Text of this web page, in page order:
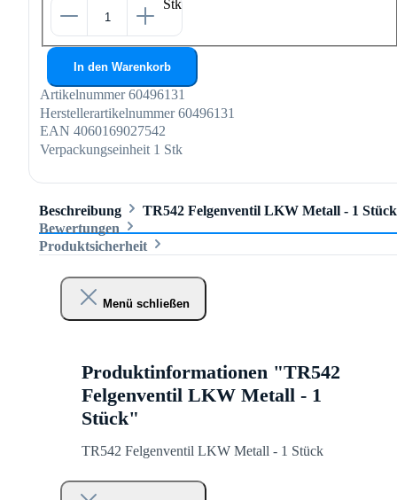
Stk
In den Warenkorb
Artikelnummer 60496131
Herstellerartikelnummer 60496131
EAN 4060169027542
Verpackungseinheit 1 Stk
Beschreibung
TR542 Felgenventil LKW Metall - 1 Stück
Bewertungen
Produktsicherheit
Menü schließen
Produktinformationen "TR542
Felgenventil LKW Metall - 1
Stück"
TR542 Felgenventil LKW Metall - 1 Stück